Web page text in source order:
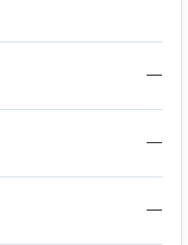
—
—
—